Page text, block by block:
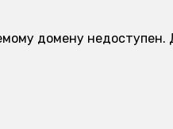
домену недоступен.